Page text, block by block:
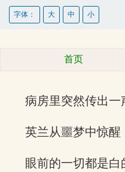
字体： 大 中 小
首页
病房里突然传出一
英兰从噩梦中惊醒
眼前的一切都是白